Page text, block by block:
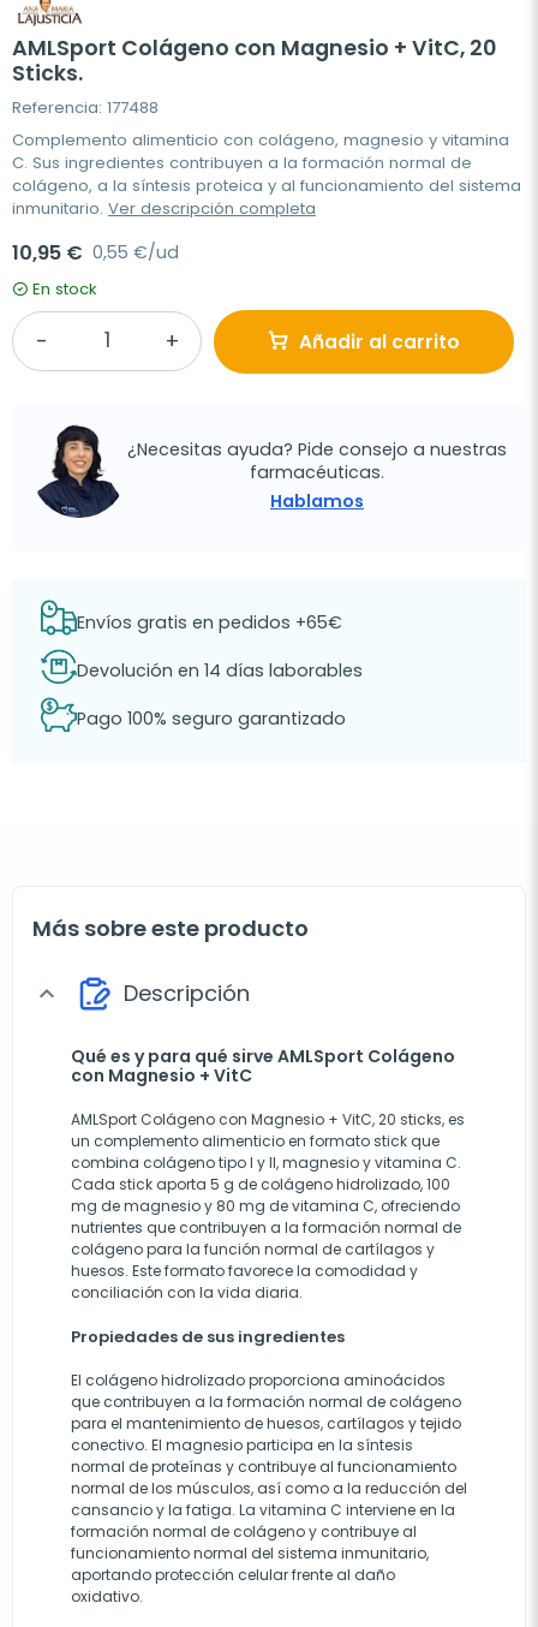
AMLSport Colágeno con Magnesio + VitC, 20
Sticks.
Referencia: 177488
Complemento alimenticio con colágeno, magnesio y vitamina
C. Sus ingredientes contribuyen a la formación normal de
colágeno, a la síntesis proteica y al funcionamiento del sistema
inmunitario. Ver descripción completa
10,95 € 0,55 €/ud
En stock
Añadir al carrito
¿Necesitas ayuda? Pide consejo a nuestras
farmacéuticas.
Hablamos
Envíos gratis en pedidos +65€
Devolución en 14 días laborables
Pago 100% seguro garantizado
Más sobre este producto
expand_more Descripción
Qué es y para qué sirve AMLSport Colágeno
con Magnesio + VitC
AMLSport Colágeno con Magnesio + VitC, 20 sticks, es
un complemento alimenticio en formato stick que
combina colágeno tipo I y II, magnesio y vitamina C.
Cada stick aporta 5 g de colágeno hidrolizado, 100
mg de magnesio y 80 mg de vitamina C, ofreciendo
nutrientes que contribuyen a la formación normal de
colágeno para la función normal de cartílagos y
huesos. Este formato favorece la comodidad y
conciliación con la vida diaria.
Propiedades de sus ingredientes
El colágeno hidrolizado proporciona aminoácidos
que contribuyen a la formación normal de colágeno
para el mantenimiento de huesos, cartílagos y tejido
conectivo. El magnesio participa en la síntesis
normal de proteínas y contribuye al funcionamiento
normal de los músculos, así como a la reducción del
cansancio y la fatiga. La vitamina C interviene en la
formación normal de colágeno y contribuye al
funcionamiento normal del sistema inmunitario,
aportando protección celular frente al daño
oxidativo.